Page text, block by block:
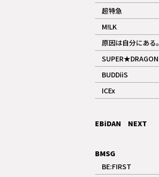
記事
超特急
記事
ギャラリー
M!LK
記事
原因は自分にある。
記事
SUPER★DRAGON
記事
BUDDiiS
記事
ICEx
記事
EBiDAN NEXT
BMSG
BE:FIRST